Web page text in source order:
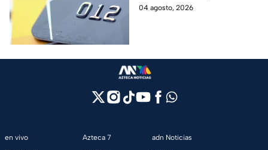
como CAT, fecha de corte,
04 agosto, 2026
en vivo
Azteca 7
adn Noticias